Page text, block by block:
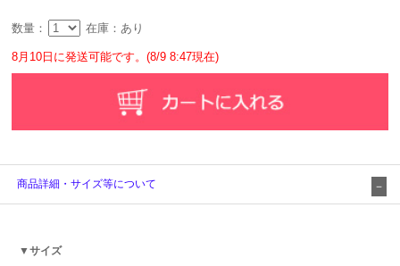
数量： 在庫：あり
8月10日に発送可能です。(8/9 8:47現在)
商品詳細・サイズ等について
▼サイズ